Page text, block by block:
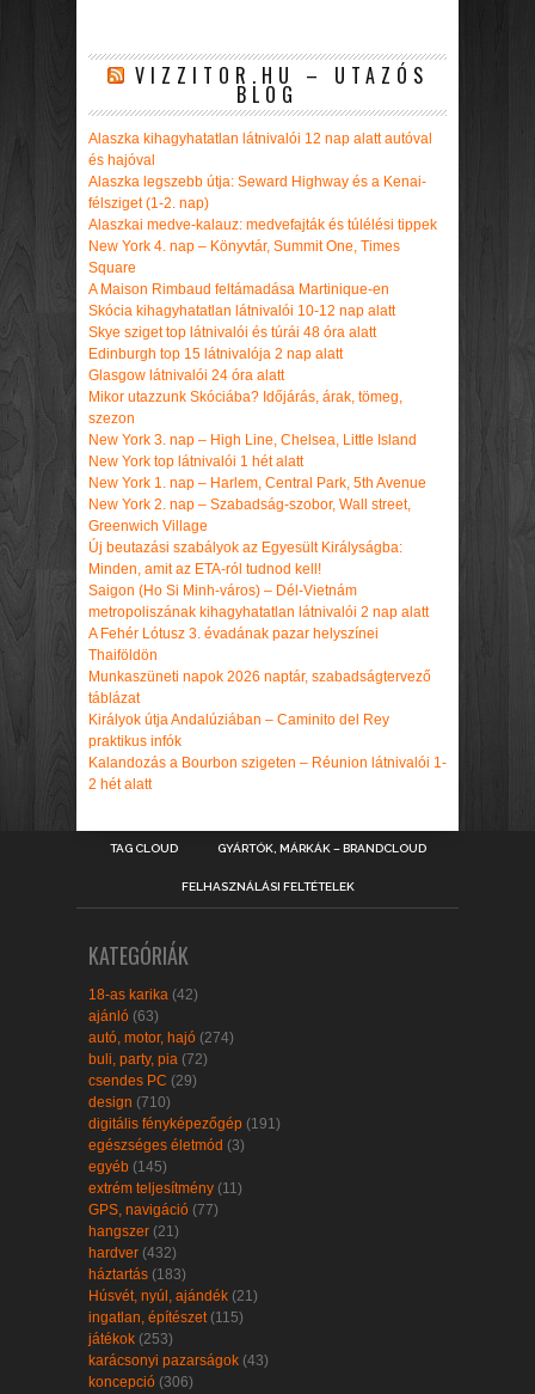
VIZZITOR.HU – UTAZÓS
BLOG
Alaszka kihagyhatatlan látnivalói 12 nap alatt autóval
és hajóval
Alaszka legszebb útja: Seward Highway és a Kenai-
félsziget (1-2. nap)
Alaszkai medve-kalauz: medvefajták és túlélési tippek
New York 4. nap – Könyvtár, Summit One, Times
Square
A Maison Rimbaud feltámadása Martinique-en
Skócia kihagyhatatlan látnivalói 10-12 nap alatt
Skye sziget top látnivalói és túrái 48 óra alatt
Edinburgh top 15 látnivalója 2 nap alatt
Glasgow látnivalói 24 óra alatt
Mikor utazzunk Skóciába? Időjárás, árak, tömeg,
szezon
New York 3. nap – High Line, Chelsea, Little Island
New York top látnivalói 1 hét alatt
New York 1. nap – Harlem, Central Park, 5th Avenue
New York 2. nap – Szabadság-szobor, Wall street,
Greenwich Village
Új beutazási szabályok az Egyesült Királyságba:
Minden, amit az ETA-ról tudnod kell!
Saigon (Ho Si Minh-város) – Dél-Vietnám
metropoliszának kihagyhatatlan látnivalói 2 nap alatt
A Fehér Lótusz 3. évadának pazar helyszínei
Thaiföldön
Munkaszüneti napok 2026 naptár, szabadságtervező
táblázat
Királyok útja Andalúziában – Caminito del Rey
praktikus infók
Kalandozás a Bourbon szigeten – Réunion látnivalói 1-
2 hét alatt
TAG CLOUD GYÁRTÓK, MÁRKÁK – BRANDCLOUD
FELHASZNÁLÁSI FELTÉTELEK
KATEGÓRIÁK
18-as karika (42)
ajánló (63)
autó, motor, hajó (274)
buli, party, pia (72)
csendes PC (29)
design (710)
digitális fényképezőgép (191)
egészséges életmód (3)
egyéb (145)
extrém teljesítmény (11)
GPS, navigáció (77)
hangszer (21)
hardver (432)
háztartás (183)
Húsvét, nyúl, ajándék (21)
ingatlan, építészet(115)
játékok (253)
karácsonyi pazarságok (43)
koncepció (306)